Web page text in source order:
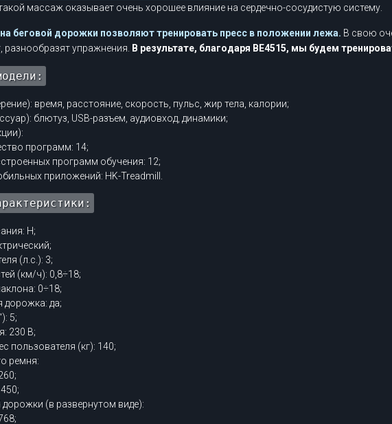
массаж оказывает очень хорошее влияние на сердечно-сосудистую систему.
беговой дорожки позволяют тренировать пресс в положении лежа. В свою
разнообразят упражнения.
В результате, благодаря BE4515, мы будем
время, расстояние, скорость, пульс, жир тела, калории;
блютуз, USB-разъем, аудиовход, динамики;
программ: 14;
программ обучения: 12;
приложений: HK-Treadmill.
H;
(л.с.): 3;
(км/ч): 0,8÷18;
0÷18;
дорожка: да;
5;
230 В;
пользователя (кг): 140;
ремня:
(в развернутом виде):